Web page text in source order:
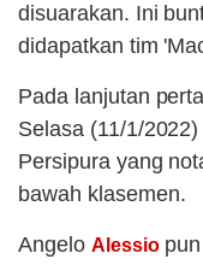
disuarakan. Ini
didapatkan tim
Pada lanjutan
Selasa (11/1/
Persipura yang
bawah klasemen.
Angelo Alessiopun